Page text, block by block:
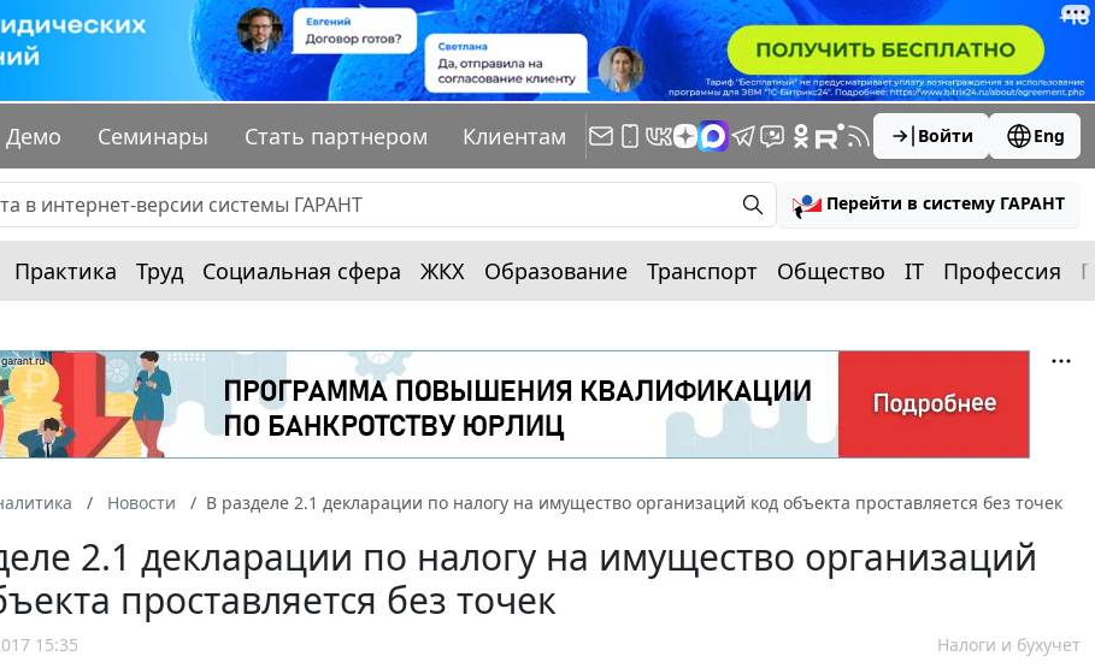
Демо Семинары Стать партнером Клиентам Войти Eng
Перейти в систему ГАРАНТ
Практика Труд Социальная сфера ЖКХ Образование Транспорт Общество IT Профессия
Новости В разделе 2.1 декларации по налогу на имущество организаций код объекта проставляется без точек
2.1 декларации по налогу на имущество организаций
проставляется без точек
15:35 Налоги и бухучет